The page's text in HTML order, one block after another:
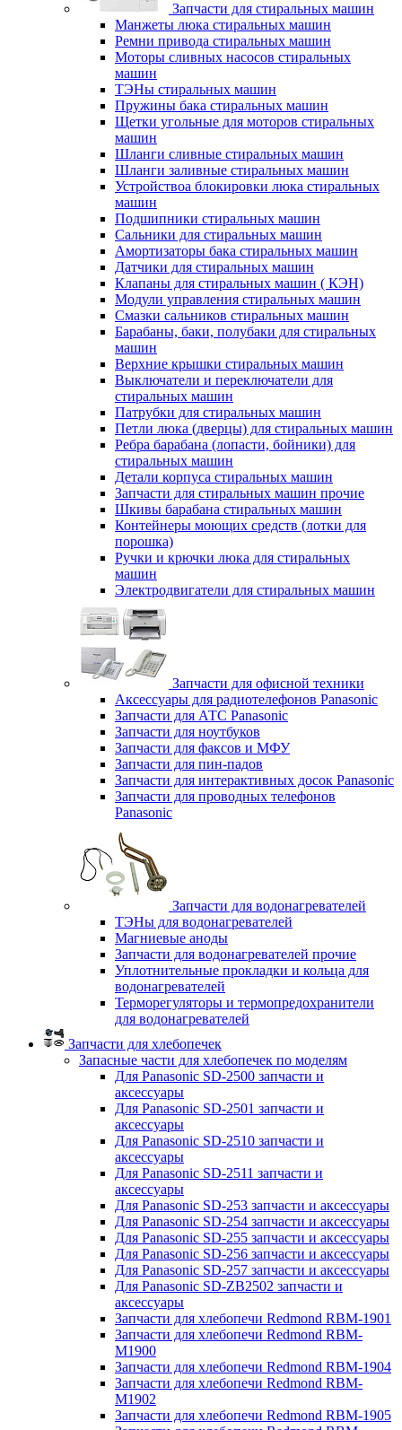
Запчасти для стиральных машин
Манжеты люка стиральных машин
Ремни привода стиральных машин
Моторы сливных насосов стиральных
машин
ТЭНы стиральных машин
Пружины бака стиральных машин
Щетки угольные для моторов стиральных
машин
Шланги сливные стиральных машин
Шланги заливные стиральных машин
Устройствоа блокировки люка стиральных
машин
Подшипники стиральных машин
Сальники для стиральных машин
Амортизаторы бака стиральных машин
Датчики для стиральных машин
Клапаны для стиральных машин ( КЭН)
Модули управления стиральных машин
Смазки сальников стиральных машин
Барабаны, баки, полубаки для стиральных
машин
Верхние крышки стиральных машин
Выключатели и переключатели для
стиральных машин
Патрубки для стиральных машин
Петли люка (дверцы) для стиральных машин
Ребра барабана (лопасти, бойники) для
стиральных машин
Детали корпуса стиральных машин
Запчасти для стиральных машин прочие
Шкивы барабана стиральных машин
Контейнеры моющих средств (лотки для
порошка)
Ручки и крючки люка для стиральных
машин
Электродвигатели для стиральных машин
Запчасти для офисной техники
Аксессуары для радиотелефонов Panasonic
Запчасти для АТС Panasonic
Запчасти для ноутбуков
Запчасти для факсов и МФУ
Запчасти для пин-падов
Запчасти для интерактивных досок Panasonic
Запчасти для проводных телефонов
Panasonic
Запчасти для водонагревателей
ТЭНы для водонагревателей
Магниевые аноды
Запчасти для водонагревателей прочие
Уплотнительные прокладки и кольца для
водонагревателей
Терморегуляторы и термопредохранители
для водонагревателей
Запчасти для хлебопечек
Запасные части для хлебопечек по моделям
Для Panasonic SD-2500 запчасти и
аксессуары
Для Panasonic SD-2501 запчасти и
аксессуары
Для Panasonic SD-2510 запчасти и
аксессуары
Для Panasonic SD-2511 запчасти и
аксессуары
Для Panasonic SD-253 запчасти и аксессуары
Для Panasonic SD-254 запчасти и аксессуары
Для Panasonic SD-255 запчасти и аксессуары
Для Panasonic SD-256 запчасти и аксессуары
Для Panasonic SD-257 запчасти и аксессуары
Для Panasonic SD-ZB2502 запчасти и
аксессуары
Запчасти для хлебопечи Redmond RBM-1901
Запчасти для хлебопечи Redmond RBM-
M1900
Запчасти для хлебопечи Redmond RBM-1904
Запчасти для хлебопечи Redmond RBM-
M1902
Запчасти для хлебопечи Redmond RBM-1905